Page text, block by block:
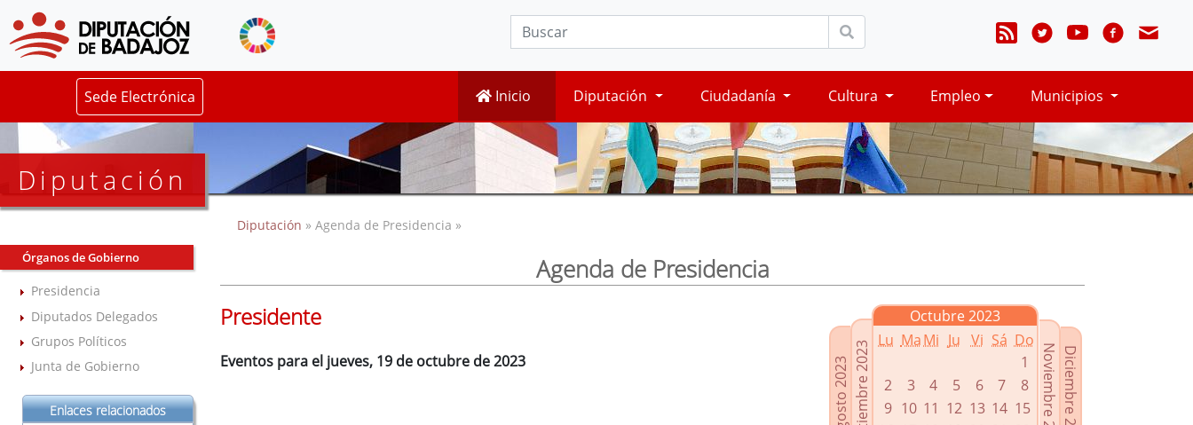
Sede Electrónica Inicio Diputación Ciudadanía Cultura Empleo Municipios
Diputación
Órganos de Gobierno
Presidencia
Diputados Delegados
Grupos Políticos
Junta de Gobierno
Enlaces relacionados
Diputación » Agenda de Presidencia »
Agenda de Presidencia
Agosto 2023Septiembre 2023
Octubre 2023
Lu MaMi Ju Vi Sá Do
1
2
3 4 5 6 7
8
9 10 11 12 13 14 15
Diciembre 2023
Noviembre 2023
Presidente
Eventos para el jueves, 19 de octubre de 2023